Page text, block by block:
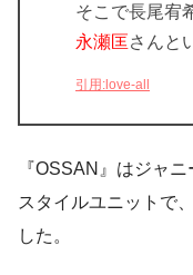
そこで長尾宥
永瀬匡さんと
引用:love-all
『OSSAN』はジャ
スタイルユニットで、
した。